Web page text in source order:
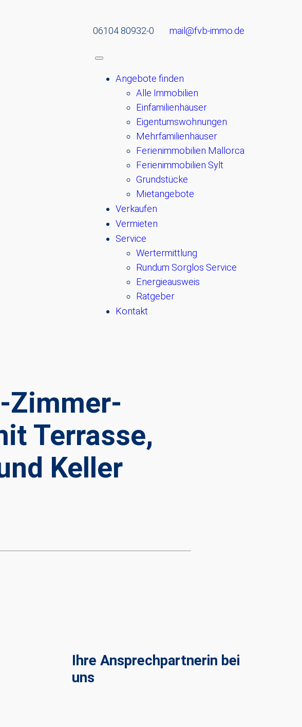
06104 80932-0 mail@fvb-immo.de
Angebote finden
Alle Immobilien
Einfamilienhäuser
Eigentumswohnungen
Mehrfamilienhäuser
Ferienimmobilien Mallorca
Ferienimmobilien Sylt
Grundstücke
Mietangebote
Verkaufen
Vermieten
Service
Wertermittlung
Rundum Sorglos Service
Energieausweis
Ratgeber
Kontakt
Zimmer-
Terrasse,
Keller
Ihre Ansprechpartnerin bei
uns